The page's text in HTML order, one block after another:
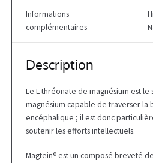
Informations
complémentaires
Description
Le L-thréonate de magnésium est le
magnésium capable de traverser la
encéphalique ; il est donc
soutenir les efforts intellectuels.
Magtein® est un composé breveté de